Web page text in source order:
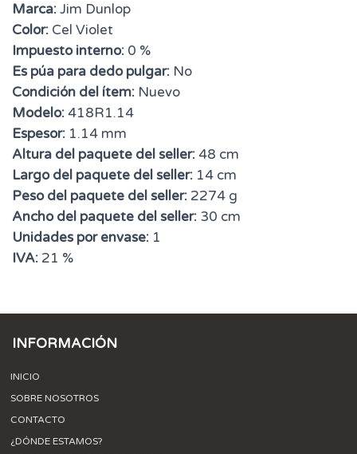
Marca:Jim Dunlop
Color: Cel Violet
Impuesto interno: 0 %
Es púa para dedo pulgar: No
Condición del ítem: Nuevo
Modelo: 418R1.14
Espesor: 1.14 mm
Altura del paquete del seller: 48 cm
Largo del paquete del seller: 14 cm
Peso del paquete del seller: 2274 g
Ancho del paquete del seller: 30 cm
Unidades por envase: 1
IVA: 21 %
INFORMACIÓN
INICIO
SOBRE NOSOTROS
CONTACTO
¿DÓNDE ESTAMOS?